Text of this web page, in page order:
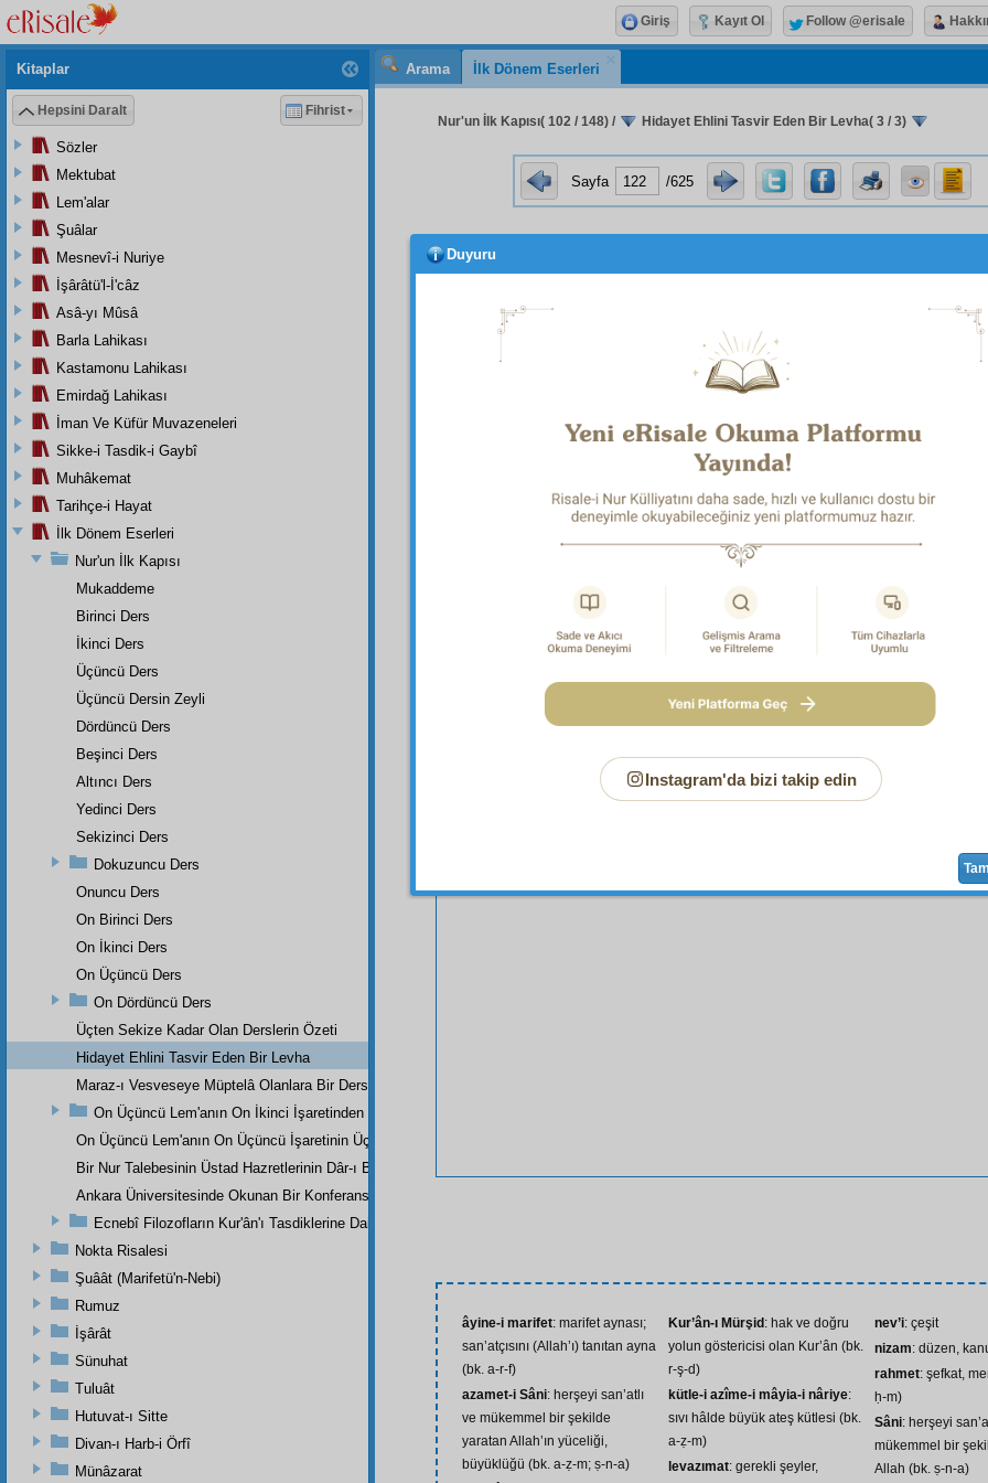
Arama İlk Dönem Eserleri
Nur'un İlk Kapısı( 102 / 148) / Hidayet Ehlini Tasvir Eden Bir Levha( 3 / 3)
Sayfa /625
Zâilim,
im,âfil olanı istemem!
im,
Ruhumu
'a teslim eyledim;gayr istemem!
isterim!
im, fakat bumevcudatı birden isterim!
âyine-i marifet: marifet aynası;
san’atçısını (Allah’ı) tanıtan ayna
(bk. a-r-f)
azamet-i Sâni: herşeyi san’atlı
ve mükemmel bir şekilde
yaratan Allah’ın yüceliği,
büyüklüğü (bk. a-ẓ-m; ṣ-n-a)
Kur’ân-ı Mürşid : hak ve doğru
yolun göstericisi olan Kur’ân (bk.
r-ş-d)
kütle-i azîme-i mâyia-i nâriye:
sıvı hâlde büyük ateş kütlesi (bk.
a-ẓ-m)
levazımat: gerekli şeyler,
nev’i: çeşit
nizam: düzen,
rahmet: şefkat,
ḥ-m)
Sâni: herşeyi
mükemmel bir
Allah (bk. ṣ-n-a)
Kitaplar
Hepsini Daralt Fihrist
Sözler
Mektubat
Lem'alar
Şuâlar
Mesnevî-i Nuriye
İşârâtü'l-İ'câz
Asâ-yı Mûsâ
Barla Lahikası
Kastamonu Lahikası
Emirdağ Lahikası
İman Ve Küfür Muvazeneleri
Sikke-i Tasdik-i Gaybî
Muhâkemat
Tarihçe-i Hayat
İlk Dönem Eserleri
Nur'un İlk Kapısı
Mukaddeme
Birinci Ders
İkinci Ders
Üçüncü Ders
Üçüncü Dersin Zeyli
Dördüncü Ders
Beşinci Ders
Altıncı Ders
Yedinci Ders
Sekizinci Ders
Dokuzuncu Ders
Onuncu Ders
On Birinci Ders
On İkinci Ders
On Üçüncü Ders
On Dördüncü Ders
Üçten Sekize Kadar Olan Derslerin Özeti
Hidayet Ehlini Tasvir Eden Bir Levha
Maraz-ı Vesveseye Müptelâ Olanlara Bir Ders
On Üçüncü Lem'anın On İkinci İşaretinden
On Üçüncü Lem'anın On Üçüncü İşaretinin Üçüncü Noktasından
Bir Nur Talebesinin Üstad Hazretlerinin Dâr-ı Bekaya İrtihallerinden Evvel Risale-i Nur ve Üstad Hakkındaki Bir Takrizi
Ankara Üniversitesinde Okunan Bir Konferans
Ecnebî Filozofların Kur'ân'ı Tasdiklerine Dair Şehadetleri
Nokta Risalesi
Şuâât (Marifetü'n-Nebi)
Rumuz
İşârât
Sünuhat
Tuluât
Hutuvat-ı Sitte
Divan-ı Harb-i Örfî
Münâzarat
Giriş Kayıt Ol Follow @erisale
Duyuru
Instagram'da bizi takip edin